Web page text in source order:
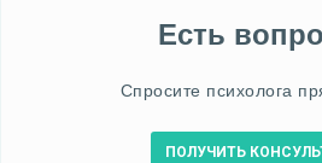
Есть
Спросите психолога
ПОЛУЧИТЬ